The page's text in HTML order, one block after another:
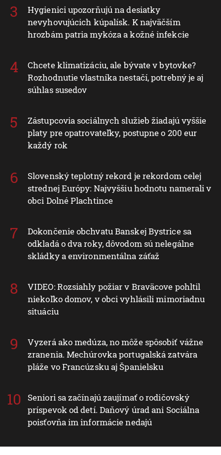
Hygienici upozorňujú na desiatky
nevyhovujúcich kúpalísk. K najväčším
hrozbám patria mykóza a kožné infekcie
Chcete klimatizáciu, ale bývate v bytovke?
Rozhodnutie vlastníka nestačí, potrebný je aj
súhlas susedov
Zástupcovia sociálnych služieb žiadajú vyššie
platy pre opatrovateľky, postupne o 200 eur
každý rok
Slovenský teplotný rekord je rekordom celej
strednej Európy: Najvyššiu hodnotu namerali v
obci Dolné Plachtince
Dokončenie obchvatu Banskej Bystrice sa
odkladá o dva roky, dôvodom sú nelegálne
skládky a environmentálna záťaž
VIDEO: Rozsiahly požiar v Braväcove pohltil
niekoľko domov, v obci vyhlásili mimoriadnu
situáciu
Vyzerá ako medúza, no môže spôsobiť vážne
zranenia. Mechúrovka portugalská zatvára
pláže vo Francúzsku aj Španielsku
Seniori sa začínajú zaujímať o rodičovský
príspevok od detí. Daňový úrad ani Sociálna
poisťovňa im informácie nedajú